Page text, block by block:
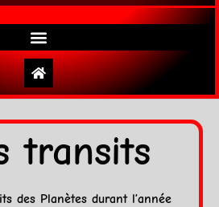
transits
des Planètes durant l’année